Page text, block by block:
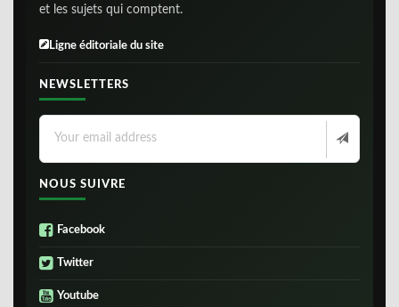
et les sujets qui comptent.
Ligne éditoriale du site
NEWSLETTERS
NOUS SUIVRE
Facebook
Twitter
Youtube